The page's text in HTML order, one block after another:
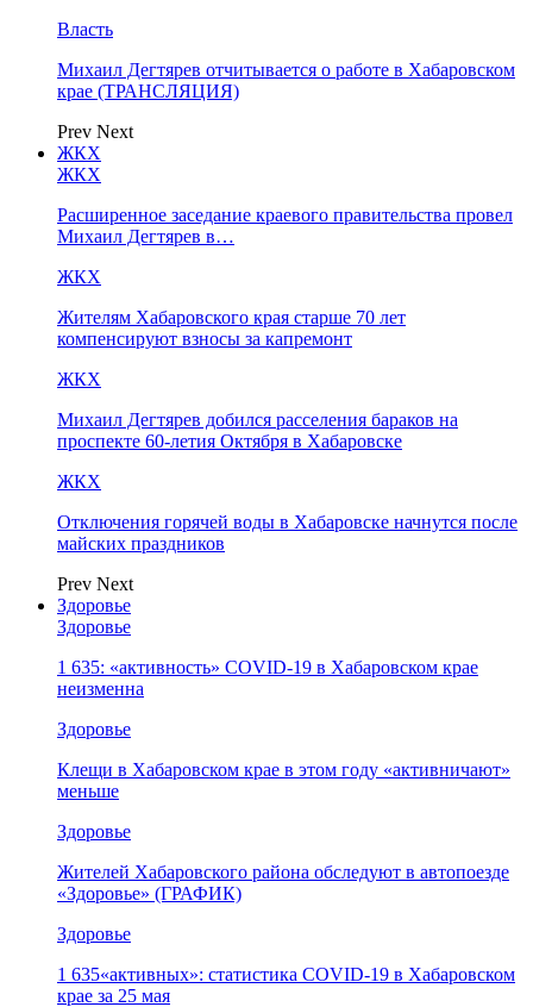
Власть
Михаил Дегтярев отчитывается о работе в Хабаровском
крае (ТРАНСЛЯЦИЯ)
Prev Next
ЖКХ
ЖКХ
Расширенное заседание краевого правительства провел
Михаил Дегтярев в…
ЖКХ
Жителям Хабаровского края старше 70 лет
компенсируют взносы за капремонт
ЖКХ
Михаил Дегтярев добился расселения бараков на
проспекте 60-летия Октября в Хабаровске
ЖКХ
Отключения горячей воды в Хабаровске начнутся после
майских праздников
Prev Next
Здоровье
Здоровье
1 635: «активность» COVID-19 в Хабаровском крае
неизменна
Здоровье
Клещи в Хабаровском крае в этом году «активничают»
меньше
Здоровье
Жителей Хабаровского района обследуют в автопоезде
«Здоровье» (ГРАФИК)
Здоровье
1 635«активных»: статистика COVID-19 в Хабаровском
крае за 25 мая